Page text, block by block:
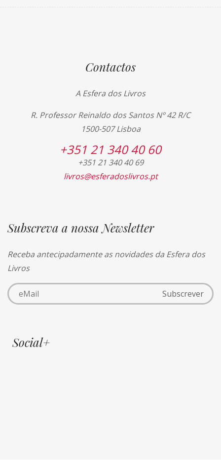
Contactos
A Esfera dos Livros
R. Professor Reinaldo dos Santos Nº 42 R/C
1500-507 Lisboa
+351 21 340 40 60
+351 21 340 40 69
livros@esferadoslivros.pt
Subscreva a nossa Newsletter
Receba antecipadamente as novidades da Esfera dos
Livros
Social+